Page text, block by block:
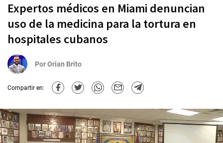
Expertos médicos en Miami denuncian
uso de la medicina para la tortura en
hospitales cubanos
PorOrian Brito
Compartir en: